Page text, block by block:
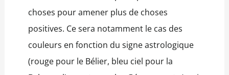
choses pour amener plus de choses
positives. Ce sera notamment le cas des
couleurs en fonction du signe astrologique
(rouge pour le Bélier, bleu ciel pour la